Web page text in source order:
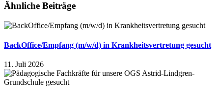
Ähnliche Beiträge
BackOffice/Empfang (m/w/d) in Krankheitsvertretung gesucht
11. Juli 2026